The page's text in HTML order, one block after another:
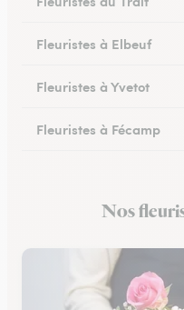
Fleuristes à Elbeuf
Fleuristes à Yvetot
Fleuristes à Fécamp
Fleuristes à Canteleu
Nos